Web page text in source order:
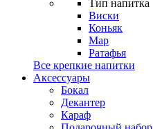
Тип напитка
Виски
Коньяк
Мар
Ратафья
Все крепкие напитки
Аксессуары
Бокал
Декантер
Караф